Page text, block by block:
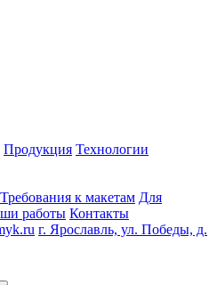
Продукция Технологии
Требования к макетам Для
работы Контакты
г. Ярославль, ул. Победы, д.